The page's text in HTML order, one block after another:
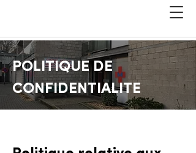
POLITIQUE DE
CONFIDENTIALITE